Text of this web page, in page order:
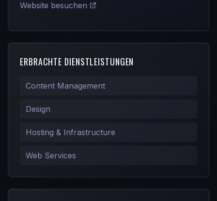
Website besuchen
ERBRACHTE DIENSTLEISTUNGEN
Content Management
Design
Hosting & Infrastructure
Web Services